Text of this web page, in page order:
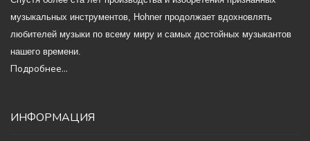
музыкальных инструментов, Hohner продолжает вдохновлять
любителей музыки по всему миру и самых достойных музыкантов
нашего времени.
Подробнее...
ИНФОРМАЦИЯ